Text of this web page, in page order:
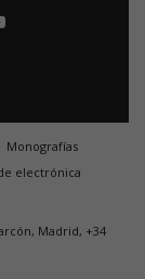
Monografías
electrónica
Madrid, +34